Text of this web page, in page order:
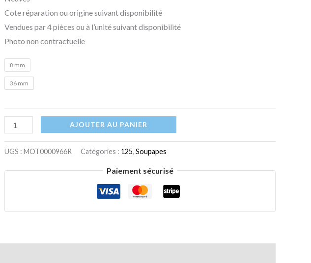
Cote réparation ou origine suivant disponibilité
Vendues par 4 pièces ou à l’unité suivant disponibilité
Photo non contractuelle
8 mm
36 mm
AJOUTER AU PANIER
UGS : MOT0000966R Catégories : 125, Soupapes
Paiement sécurisé